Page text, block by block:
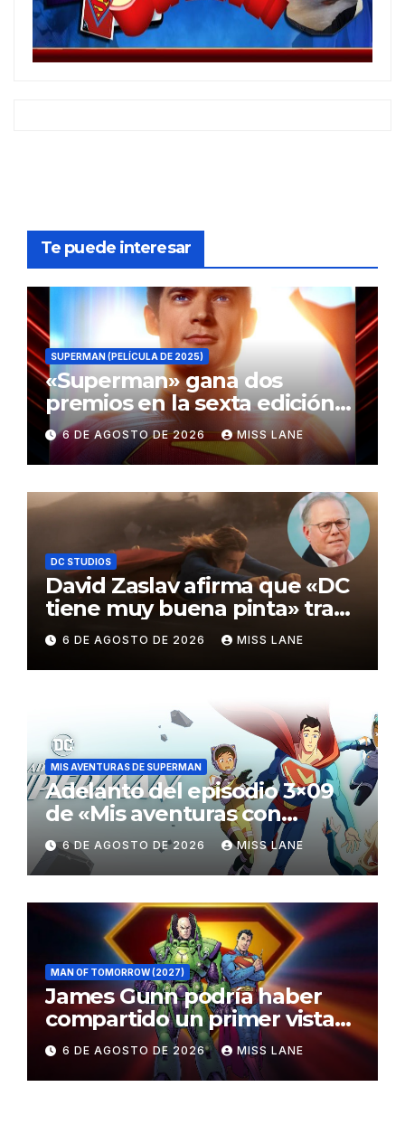
Te puede interesar
SUPERMAN (PELÍCULA DE 2025)
«Superman» gana dos
premios en la sexta edición
de los Critics Choice Super
Awards
6 DE AGOSTO DE 2026 MISS LANE
DC STUDIOS
David Zaslav afirma que «DC
tiene muy buena pinta» tras
el fracaso de «Supergirl»
6 DE AGOSTO DE 2026 MISS LANE
MIS AVENTURAS DE SUPERMAN
Adelanto del episodio 3×09
de «Mis aventuras con
Superman»
6 DE AGOSTO DE 2026 MISS LANE
MAN OF TOMORROW (2027)
James Gunn podría haber
compartido un primer vistazo
al traje de Brainiac
6 DE AGOSTO DE 2026 MISS LANE